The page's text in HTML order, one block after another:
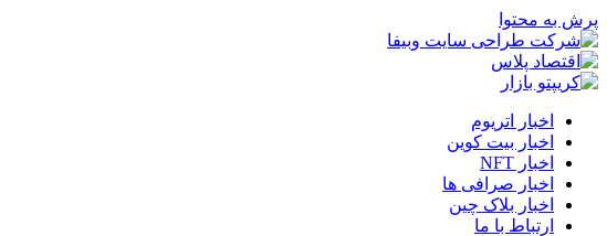
پرش به محتوا
اخبار اتریوم
اخبار بیت کوین
اخبار NFT
اخبار صرافی ها
اخبار بلاک چین
ارتباط با ما